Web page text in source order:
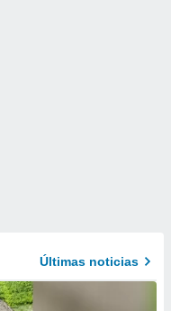
Últimas noticias